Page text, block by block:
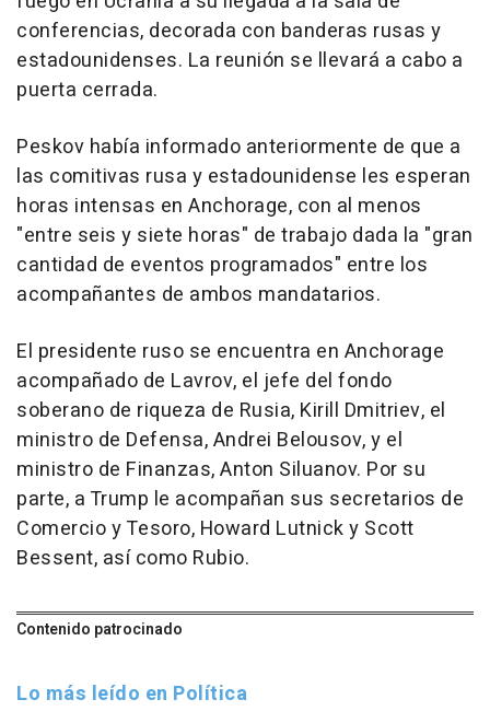
conferencias, decorada con banderas rusas y
estadounidenses. La reunión se llevará a cabo a
puerta cerrada.
Peskov había informado anteriormente de que a
las comitivas rusa y estadounidense les esperan
horas intensas en Anchorage, con al menos
"entre seis y siete horas" de trabajo dada la "gran
cantidad de eventos programados" entre los
acompañantes de ambos mandatarios.
El presidente ruso se encuentra en Anchorage
acompañado de Lavrov, el jefe del fondo
soberano de riqueza de Rusia, Kirill Dmitriev, el
ministro de Defensa, Andrei Belousov, y el
ministro de Finanzas, Anton Siluanov. Por su
parte, a Trump le acompañan sus secretarios de
Comercio y Tesoro, Howard Lutnick y Scott
Bessent, así como Rubio.
Contenido patrocinado
Lo más leído en Política